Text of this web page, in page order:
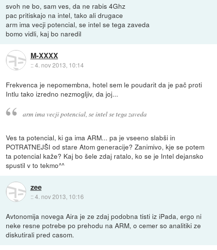
svoh ne bo, sam ves, da ne rabis 4Ghz
pac pritiskajo na intel, tako ali drugace
arm ima vecji potencial, se intel se tega zaveda
bomo vidli, kaj bo naredil
M-XXXX
::4. nov 2013, 10:14
Frekvenca je nepomembna, hotel sem le poudarit da je pač proti
Intlu tako izredno nezmogljiv, da joj...
arm ima vecji potencial, se intel se tega zaveda
Ves ta potencial, ki ga ima ARM... pa je vseeno slabši in
POTRATNEJŠI od stare Atom generacije? Zanimivo, kje se potem
ta potencial kaže? Kaj bo šele zdaj ratalo, ko se je Intel dejansko
spustil v to tekmo^^
zee
::4. nov 2013, 10:16
Avtonomija novega Aira je ze zdaj podobna tisti iz iPada, ergo ni
neke resne potrebe po prehodu na ARM, o cemer so analitiki ze
diskutirali pred casom.